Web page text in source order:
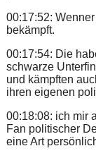
00:17:52:
bekämpft.
00:17:54: Die
schwarze
und kämpften
ihren eigenen
00:18:08: ich mir
Fan politischer
eine Art